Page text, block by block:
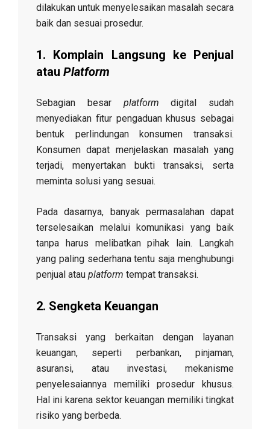
dilakukan untuk menyelesaikan masalah secara
baik dan sesuai prosedur.
1. Komplain Langsung ke Penjual
atau Platform
Sebagian besar platform digital sudah
menyediakan fitur pengaduan khusus sebagai
bentuk perlindungan konsumen transaksi.
Konsumen dapat menjelaskan masalah yang
terjadi, menyertakan bukti transaksi, serta
meminta solusi yang sesuai.
Pada dasarnya, banyak permasalahan dapat
terselesaikan melalui komunikasi yang baik
tanpa harus melibatkan pihak lain. Langkah
yang paling sederhana tentu saja menghubungi
penjual atau platform tempat transaksi.
2. Sengketa Keuangan
Transaksi yang berkaitan dengan layanan
keuangan, seperti perbankan, pinjaman,
asuransi, atau investasi, mekanisme
penyelesaiannya memiliki prosedur khusus.
Hal ini karena sektor keuangan memiliki tingkat
risiko yang berbeda.